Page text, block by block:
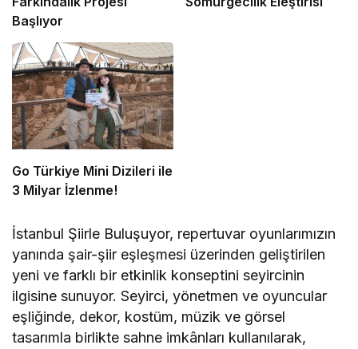
Başlıyor
Go Türkiye Mini Dizileri ile
3 Milyar İzlenme!
İstanbul Şiirle Buluşuyor, repertuvar oyunlarımızın
yanında şair-şiir eşleşmesi üzerinden geliştirilen
yeni ve farklı bir etkinlik konseptini seyircinin
ilgisine sunuyor. Seyirci, yönetmen ve oyuncular
eşliğinde, dekor, kostüm, müzik ve görsel
tasarımla birlikte sahne imkânları kullanılarak,